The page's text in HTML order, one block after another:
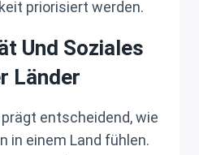
priorisiert werden.
Und Soziales
Länder
entscheidend, wie
in einem Land fühlen.